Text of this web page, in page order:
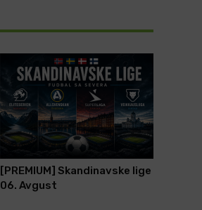
[PREMIUM] Skandinavske lige
06. Avgust